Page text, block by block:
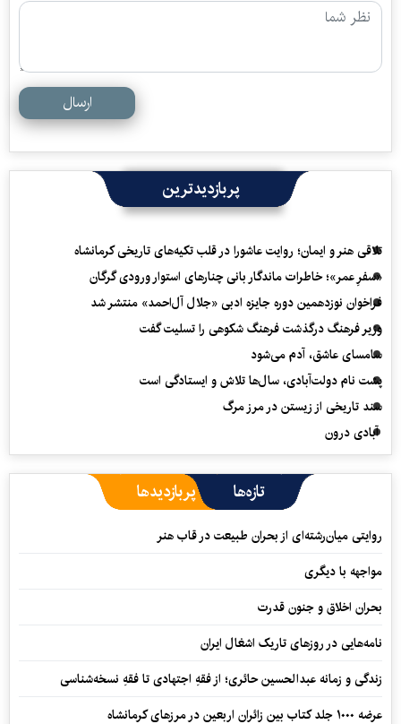
ارسال
پربازدیدترین
تلاقی هنر و ایمان؛ روایت عاشورا در قلب تکیه‌های تاریخی کرمانشاه
«سفرِ عمر»؛ خاطرات ماندگار بانی چنارهای استوار ورودی گرگان
فراخوان نوزدهمین دوره جایزه ادبی «جلال آل‌احمد» منتشر شد
وزیر فرهنگ درگذشت فرهنگ شکوهی را تسلیت گفت
سامسای عاشق، آدم می‌شود
پشت نام دولت‌آبادی، سال‌ها تلاش و ایستادگی است
سند تاریخی از زیستن در مرز مرگ
آبادی درون
تازه‌ها پربازدیدها
روایتی میان‌رشته‌ای از بحران طبیعت در قاب هنر
مواجهه با دیگری
بحران اخلاق و جنون قدرت
نامه‌هایی در روزهای تاریک اشغال ایران
زندگی و زمانه عبدالحسین حائری؛ از فقهِ اجتهادی تا فقهِ نسخه‌شناسی
عرضه ۱۰۰۰ جلد کتاب بین زائران اربعین در مرزهای کرمانشاه